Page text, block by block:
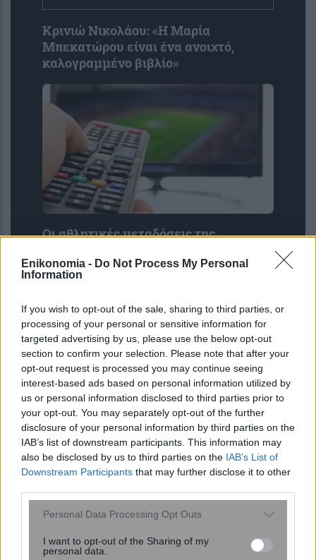
Enikonomia - Do Not Process My Personal
Information
If you wish to opt-out of the sale, sharing to third parties, or
processing of your personal or sensitive information for
targeted advertising by us, please use the below opt-out
section to confirm your selection. Please note that after your
opt-out request is processed you may continue seeing
interest-based ads based on personal information utilized by
us or personal information disclosed to third parties prior to
your opt-out. You may separately opt-out of the further
disclosure of your personal information by third parties on the
IAB’s list of downstream participants. This information may
also be disclosed by us to third parties on the IAB’s List of
Downstream Participants that may further disclose it to other
Please note that this website/app uses one or more Google
not limited to your visit or usage behaviour. You may click to
grant or deny consent to Google and its third-party tags to
Personal Data Processing Opt Outs
I want to opt-out of the Sharing of my
personal data.
Κρινιώ Νικολάου: «Η Μαρία
Μπεκατώρου είναι ένα ανοιχτό,
καλογραμμένο βιβλίο»
Οι αθλητικές μεταδόσεις της
ματς στο σημερινό τηλεοπτικό μενού
διπλασιάσει την ανθοφορία τους –
Αρκούν πέντε λεπτά